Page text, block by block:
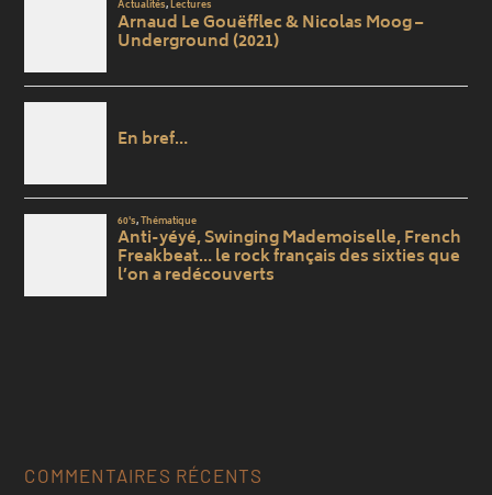
COMMENTAIRES RÉCENTS